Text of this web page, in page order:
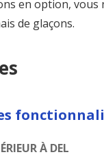
en option, vous
de glaçons.
À DEL